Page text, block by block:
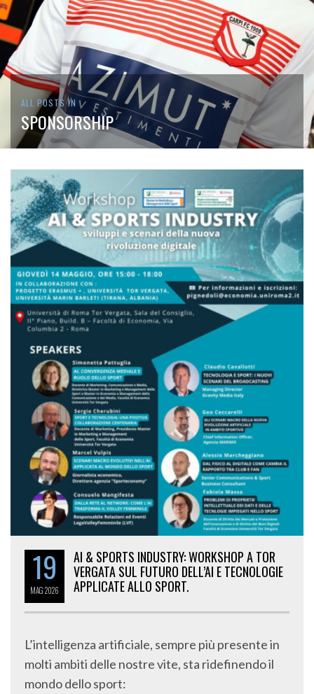
ALL POSTS IN
SPONSORSHIP
19
MAG2026
AI & SPORTS INDUSTRY: WORKSHOP A TOR
VERGATA SUL FUTURO DELL’AI E TECNOLOGIE
APPLICATE ALLO SPORT.
L’intelligenza artificiale, sempre più presente in
molti ambiti delle nostre vite, sta ridefinendo il
mondo dello sport: